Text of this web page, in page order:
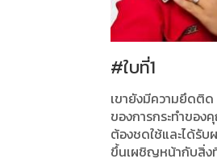
#ใบที่1
เขายังมีความยึดติ
ของการกระทำของ
ต้องชดใช้และได้รั
ขึ้นเผชิญหน้ากับสิ่ง